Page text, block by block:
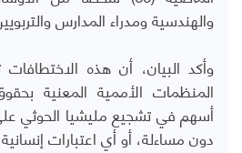
والهندسية ومدراء المدارس
وأكد البيان، أن هذه
المنظمات الأممية المعنية
أسهم في تشجيع مليشيا الحوثي
دون مساءلة، أو أي اعتبارات